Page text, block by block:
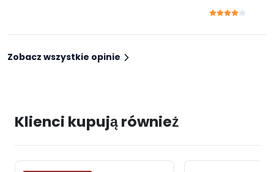
Zobacz wszystkie opinie
Klienci kupują również